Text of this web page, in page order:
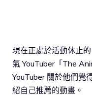
現在正處於活動休止
氣 YouTuber「The
YouTuber 關於他們覺
紹自己推薦的動畫。